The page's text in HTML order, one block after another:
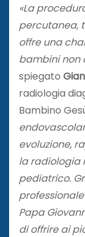
«La
percutanea,
offre una
bambini non
spiegato
radiologia
Bambino
evoluzione,
la radiologia
pediatrico.
professionale
Papa
di offrire ai